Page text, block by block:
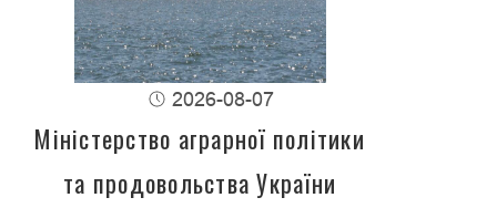
2026-08-07
Міністерство аграрної політики
та продовольства України